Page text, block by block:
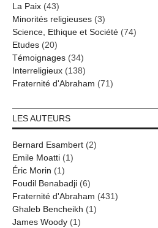
La Paix (43)
Minorités religieuses (3)
Science, Ethique et Société (74)
Etudes (20)
Témoignages (34)
Interreligieux (138)
Fraternité d'Abraham (71)
LES AUTEURS
Bernard Esambert (2)
Emile Moatti (1)
Éric Morin (1)
Foudil Benabadji (6)
Fraternité d'Abraham (431)
Ghaleb Bencheikh (1)
James Woody (1)